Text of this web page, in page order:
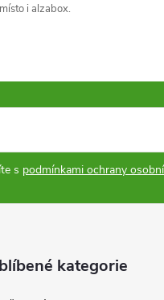
i alzabox.
s podmínkami ochrany
kategorie